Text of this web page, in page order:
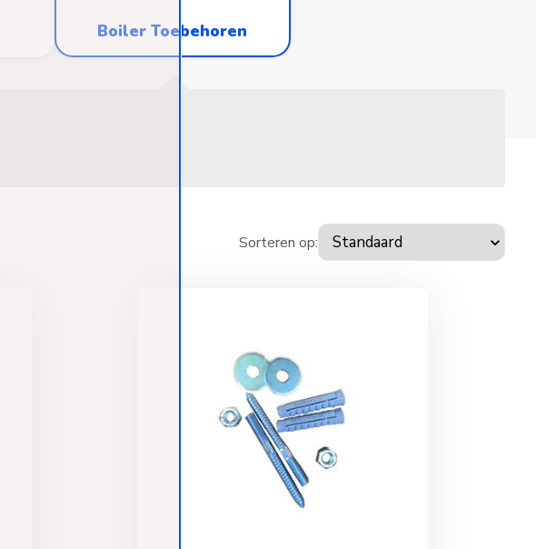
Boiler Toebehoren
Sorteren op: